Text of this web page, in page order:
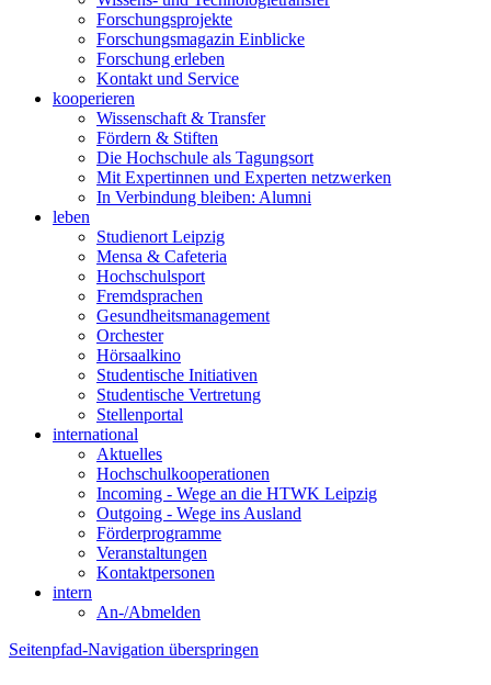
Forschungsprojekte
Forschungsmagazin Einblicke
Forschung erleben
Kontakt und Service
kooperieren
Wissenschaft & Transfer
Fördern & Stiften
Die Hochschule als Tagungsort
Mit Expertinnen und Experten netzwerken
In Verbindung bleiben: Alumni
leben
Studienort Leipzig
Mensa & Cafeteria
Hochschulsport
Fremdsprachen
Gesundheitsmanagement
Orchester
Hörsaalkino
Studentische Initiativen
Studentische Vertretung
Stellenportal
international
Aktuelles
Hochschulkooperationen
Incoming - Wege an die HTWK Leipzig
Outgoing - Wege ins Ausland
Förderprogramme
Veranstaltungen
Kontaktpersonen
intern
An-/Abmelden
Seitenpfad-Navigation überspringen